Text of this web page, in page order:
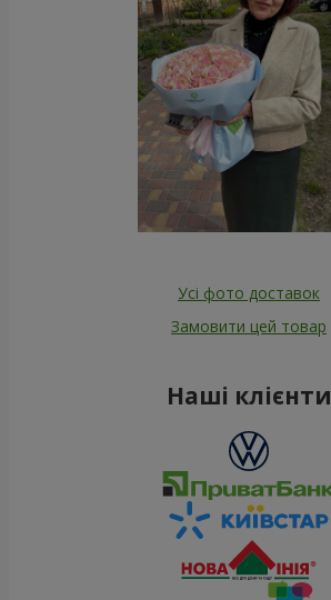
Усі фото доставок
Замовити цей товар
Наші клієнти